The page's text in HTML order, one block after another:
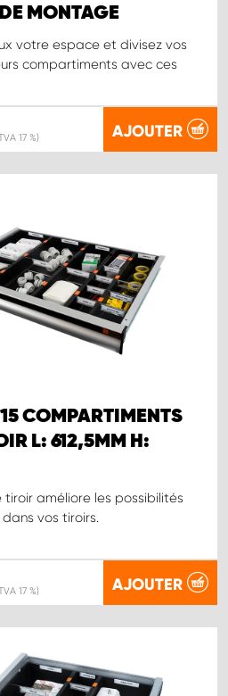
MONTAGE
votre espace et divisez vos
compartiments avec ces
17 %) AJOUTER
15 COMPARTIMENTS
L: 612,5MM H:
tiroir améliore les possibilités
vos tiroirs.
17 %) AJOUTER